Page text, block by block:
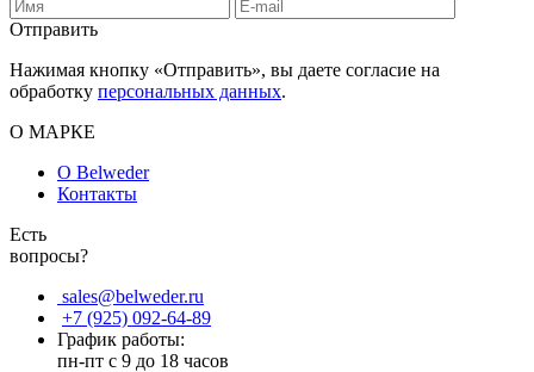
Отправить
Нажимая кнопку «Отправить», вы даете согласие на
обработку персональных данных.
О МАРКЕ
О Belweder
Контакты
Есть
вопросы?
sales@belweder.ru
+7 (925) 092-64-89
График работы:
пн-пт с 9 до 18 часов